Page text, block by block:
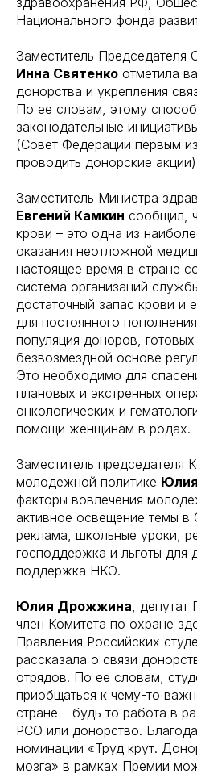
Национального фонда
Заместитель Председателя
Инна Святенко отметила
донорства и укрепления
По ее словам, этому
законодательные
(Совет Федерации первым
проводить донорские
Заместитель Министра
Евгений Камкин сообщил,
крови – это одна из
оказания неотложной
настоящее время в стране
система организаций
достаточный запас крови и
для постоянного
популяция доноров,
безвозмездной основе
Это необходимо для
плановых и экстренных
онкологических и
помощи женщинам в родах.
Заместитель председателя
молодежной политике
факторы вовлечения
активное освещение темы
реклама, школьные уроки,
господдержка и льготы для
поддержка НКО.
Юлия Дрожжина ,
член Комитета по охране
Правления Российских
рассказала о связи
отрядов. По ее словам,
приобщаться к чему-то
стране – будь то работа в
РСО или донорство.
номинации «Труд крут.
мозга» в рамках Премии